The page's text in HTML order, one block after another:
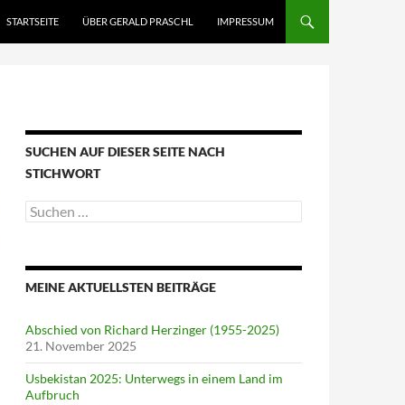
STARTSEITE ÜBER GERALD PRASCHL IMPRESSUM
SUCHEN AUF DIESER SEITE NACH
STICHWORT
Suche
nach:
MEINE AKTUELLSTEN BEITRÄGE
Abschied von Richard Herzinger (1955-2025)
21. November 2025
Usbekistan 2025: Unterwegs in einem Land im
Aufbruch